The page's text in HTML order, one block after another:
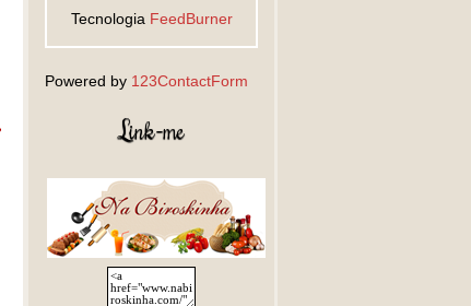
Tecnologia FeedBurner
Powered by 123ContactForm
Link-me